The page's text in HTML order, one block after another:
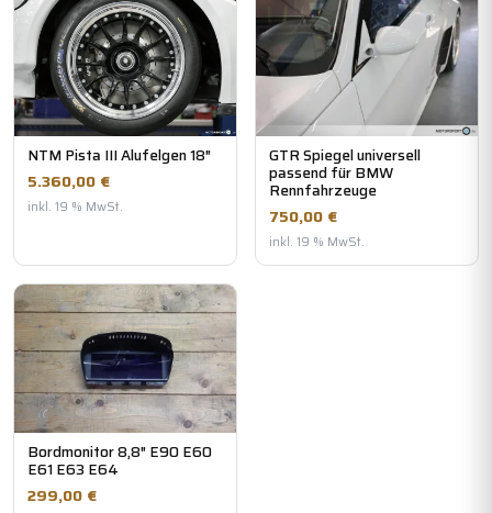
NTM Pista III Alufelgen 18″
5.360,00 €
inkl. 19 % MwSt.
GTR Spiegel universell
passend für BMW
Rennfahrzeuge
750,00 €
inkl. 19 % MwSt.
Bordmonitor 8,8″ E90 E60
E61 E63 E64
299,00 €